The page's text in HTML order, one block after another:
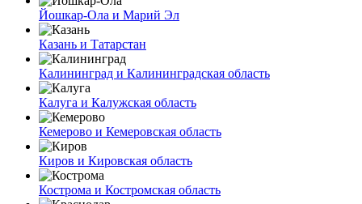
Йошкар-Ола и Марий Эл
Казань и Татарстан
Калининград и Калининградская область
Калуга и Калужская область
Кемерово и Кемеровская область
Киров и Кировская область
Кострома и Костромская область